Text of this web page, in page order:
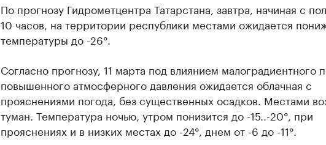
По прогнозу Гидрометцентра Татарстана, завтра, начиная с
10 часов, на территории республики местами ожидается
температуры до -26°.
Согласно прогнозу, 11 марта под влиянием малоградиентного
повышенного атмосферного давления ожидается облачная с
прояснениями погода, без существенных осадков. Местами
туман. Температура ночью, утром понизится до -15..-20°, при
прояснениях и в низких местах до -24°, днем от -6 до -11°.